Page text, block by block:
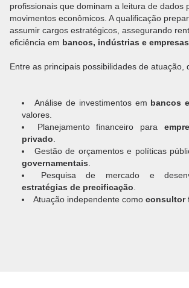
profissionais que dominam a leitura de dados
movimentos econômicos. A qualificação
assumir cargos estratégicos, assegurando
eficiência em bancos, indústrias e
Entre as principais possibilidades de atuação,
Análise de investimentos em bancos
valores.
Planejamento financeiro para
privado.
Gestão de orçamentos e políticas
governamentais.
Pesquisa de mercado e
estratégias de precificação.
Atuação independente como consultor